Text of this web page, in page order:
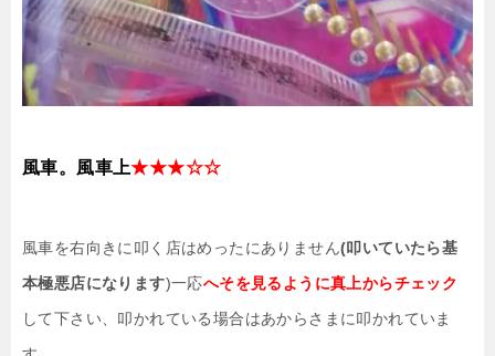
風車。風車上★★★☆☆
風車を右向きに叩く店はめったにありません(叩いていたら基
本極悪店になります)一応へそを見るように真上からチェック
して下さい、叩かれている場合はあからさまに叩かれていま